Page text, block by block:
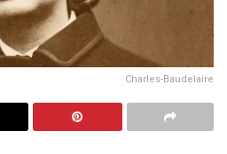
Charles-Baudelaire